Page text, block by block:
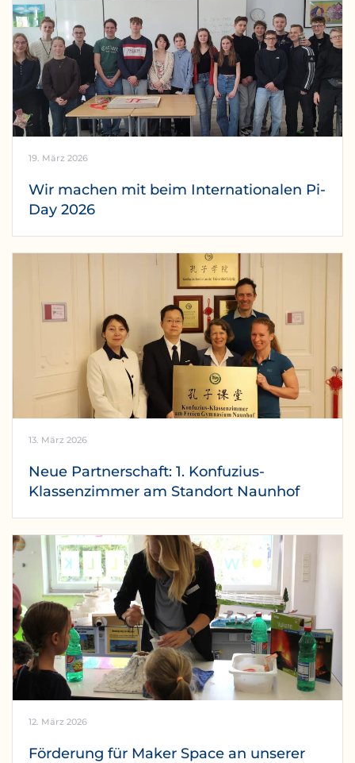
19. März 2026
Wir machen mit beim Internationalen Pi-
Day 2026
13. März 2026
Neue Partnerschaft: 1. Konfuzius-
Klassenzimmer am Standort Naunhof
12. März 2026
Förderung für Maker Space an unserer